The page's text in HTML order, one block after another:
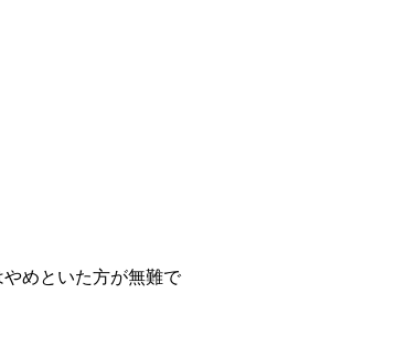
めといた方が無難で